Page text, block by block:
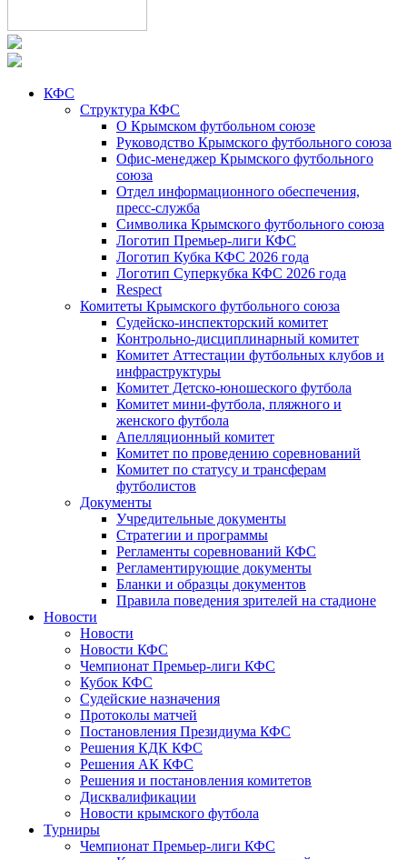
КФС
Структура КФС
О Крымском футбольном союзе
Руководство Крымского футбольного союза
Офис-менеджер Крымского футбольного
союза
Отдел информационного обеспечения,
пресс-служба
Символика Крымского футбольного союза
Логотип Премьер-лиги КФС
Логотип Кубка КФС 2026 года
Логотип Суперкубка КФС 2026 года
Respect
Комитеты Крымского футбольного союза
Судейско-инспекторский комитет
Контрольно-дисциплинарный комитет
Комитет Аттестации футбольных клубов и
инфраструктуры
Комитет Детско-юношеского футбола
Комитет мини-футбола, пляжного и
женского футбола
Апелляционный комитет
Комитет по проведению соревнований
Комитет по статусу и трансферам
футболистов
Документы
Учредительные документы
Стратегии и программы
Регламенты соревнований КФС
Регламентирующие документы
Бланки и образцы документов
Правила поведения зрителей на стадионе
Новости
Новости
Новости КФС
Чемпионат Премьер-лиги КФС
Кубок КФС
Судейские назначения
Протоколы матчей
Постановления Президиума КФС
Решения КДК КФС
Решения АК КФС
Решения и постановления комитетов
Дисквалификации
Новости крымского футбола
Турниры
Чемпионат Премьер-лиги КФС